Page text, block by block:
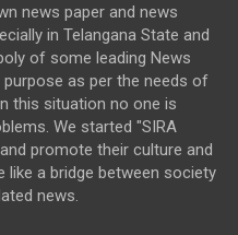
news paper and news
in Telangana State and
of some leading News
as per the needs of
this situation no one is
We started "SIRA
promote their culture and
like a bridge between society
news.